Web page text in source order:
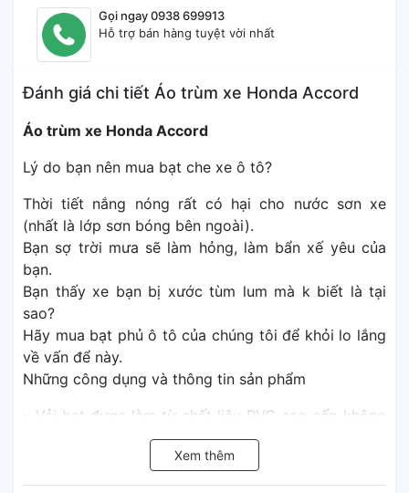
Gọi ngay 0938 699913
Hỗ trợ bán hàng tuyệt vời nhất
Đánh giá chi tiết Áo trùm xe Honda Accord
Áo trùm xe Honda Accord
Lý do bạn nên mua bạt che xe ô tô?
Thời tiết nắng nóng rất có hại cho nước sơn xe
(nhất là lớp sơn bóng bên ngoài).
Bạn sợ trời mưa sẽ làm hỏng, làm bẩn xế yêu của
bạn.
Bạn thấy xe bạn bị xước tùm lum mà k biết là tại
sao?
Hãy mua bạt phủ ô tô của chúng tôi để khỏi lo lắng
về vấn để này.
Những công dụng và thông tin sản phẩm
– Vải bạt được làm từ chất liệu PVC cao cấp không
thấm nước, cách nhiệt hoàn hảo
– Áo bạt được thiết kế với 2 lớp vải vô cùng dày
dặn
Xem thêm